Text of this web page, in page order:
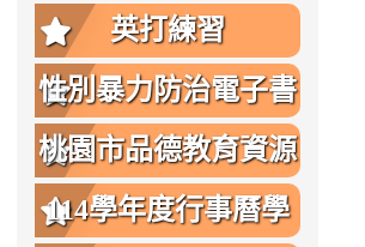
英打練習
性別暴力防治電子書
桃園市品德教育資源
網
114學年度行事曆學